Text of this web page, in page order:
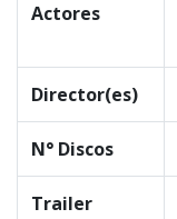
Actores
Director(es)
N° Discos
Trailer